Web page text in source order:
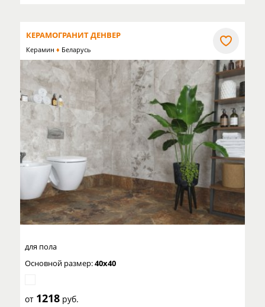
КЕРАМОГРАНИТ ДЕНВЕР
Керамин Беларусь
для пола
Основной размер:40x40
от 1218 руб.